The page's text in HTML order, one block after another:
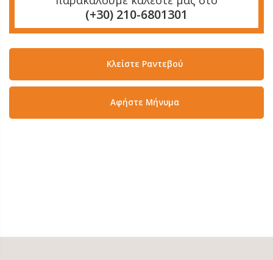
(+30) 210-6801301
Κλείστε Ραντεβού
Aφήστε Μήνυμα